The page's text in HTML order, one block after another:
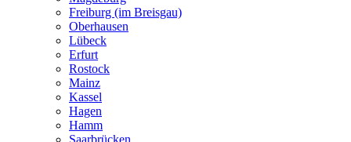
Freiburg (im Breisgau)
Oberhausen
Lübeck
Erfurt
Rostock
Mainz
Kassel
Hagen
Hamm
Saarbrücken